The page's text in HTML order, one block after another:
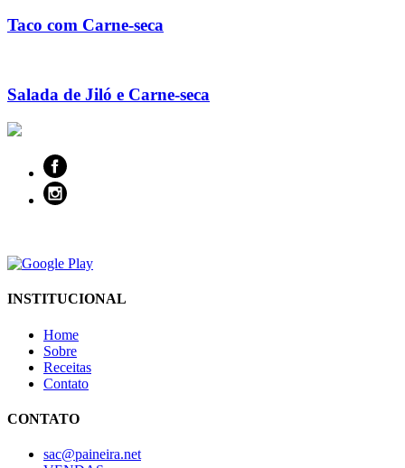
Taco com Carne-seca
Salada de Jiló e Carne-seca
INSTITUCIONAL
Home
Sobre
Receitas
Contato
CONTATO
sac@paineira.net